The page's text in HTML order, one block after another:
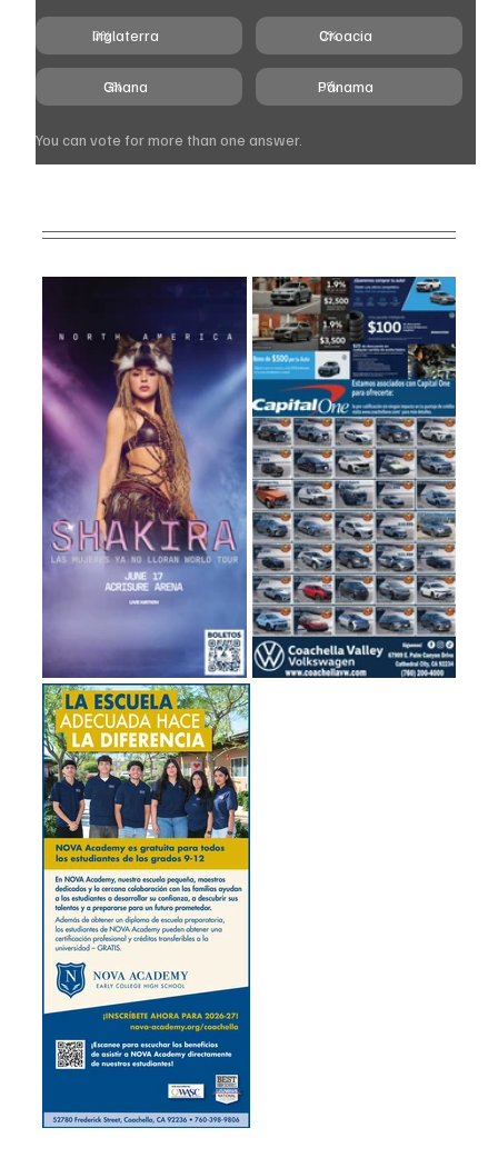
0%
Inglaterra 0%
Croacia
0%
Ghana 0%
Pánama
You can vote for more than one answer.